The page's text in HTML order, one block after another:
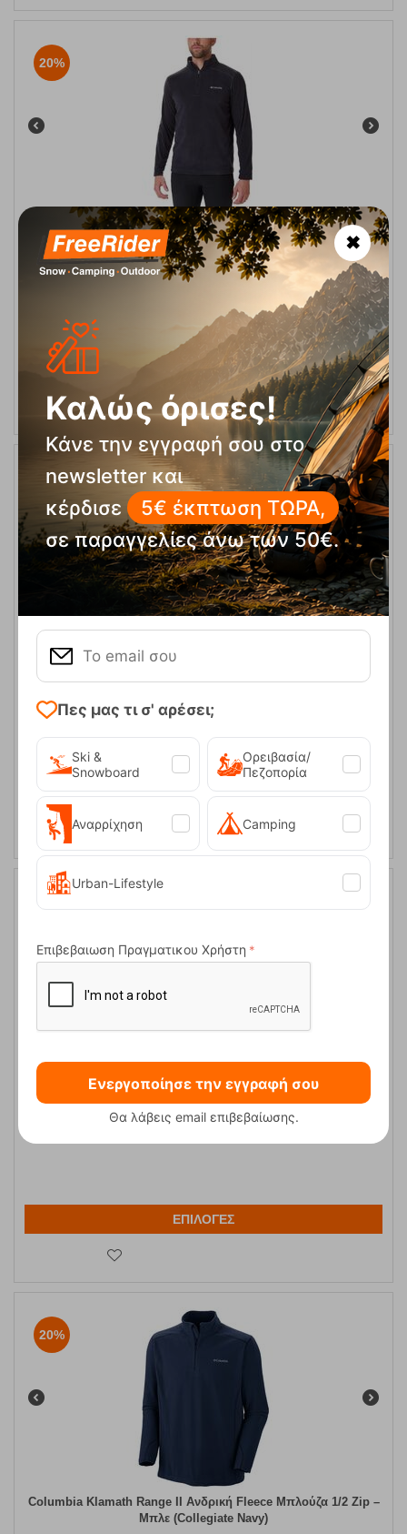
20%
Columbia Klamath Range II Ανδρική Fleece Μπλούζα 1/2 Zip –
Μαύρη (Black)
Κωδικός: FRE-11748
44,95 €
35,96 €
ΕΠΙΛΟΓΕΣ
30%
Ανδρικές Μπότες Σκι Speedmachine 130 Nordica
Άμεσα διαθέσιμο
ΕΠΙΛΟΓΕΣ
Παιδική Ζακέτα Fleece Mario Blue Marl Trespass
FRE-12608
ΕΠΙΛΟΓΕΣ
20%
Columbia Klamath Range II Ανδρική Fleece Μπλούζα 1/2 Zip –
Μπλε (Collegiate Navy)
✖
Καλώς όρισες!
Κάνε την εγγραφή σου στο
newsletter και
κέρδισε
5€ έκπτωση ΤΩΡΑ,
σε παραγγελίες άνω των 50€.
Πες μας τι σ' αρέσει;
Ski &
Snowboard
Ορειβασία/
Πεζοπορία
Αναρρίχηση Camping
Urban-Lifestyle
Επιβεβαιωση Πραγματικου Χρήστη
Ενεργοποίησε την εγγραφή σου
Θα λάβεις email επιβεβαίωσης.